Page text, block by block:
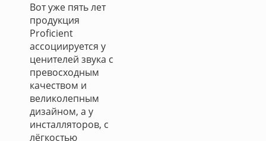
Вот уже пять лет
продукция
Proficient
ассоциируется у
ценителей звука с
превосходным
качеством и
великолепным
дизайном, а у
инсталляторов, с
лёгкостью